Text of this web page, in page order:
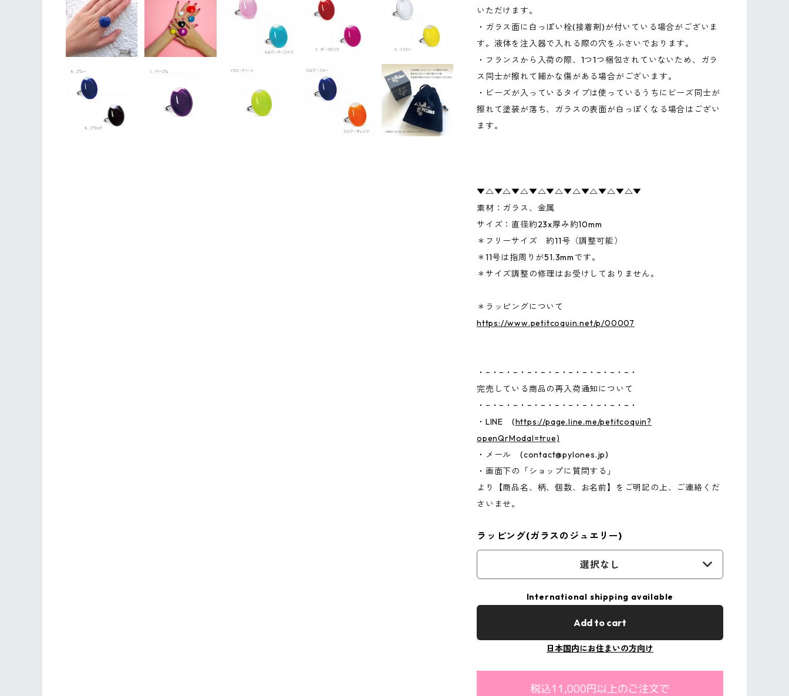
いただけます。
・ガラス面に白っぽい栓(接着剤)が付いている場合がございま
す。液体を注入器で入れる際の穴をふさいでおります。
・フランスから入荷の際、1つ1つ梱包されていないため、ガラ
ス同士が擦れて細かな傷がある場合がございます。
・ビーズが入っているタイプは使っているうちにビーズ同士が
擦れて塗装が落ち、ガラスの表面が白っぽくなる場合はござい
ます。
▼△▼△▼△▼△▼△▼△▼△▼△▼△▼
素材：ガラス、金属
サイズ：直径約23x厚み約10mm
＊フリーサイズ 約11号（調整可能）
＊11号は指周りが51.3mmです。
＊サイズ調整の修理はお受けしておりません。
＊ラッピングについて
https://www.petitcoquin.net/p/00007
・−・−・−・−・−・−・−・−・−・−・−・
完売している商品の再入荷通知について
・−・−・−・−・−・−・−・−・−・−・−・
・LINE (https://page.line.me/petitcoquin?
openQrModal=true)
・メール (contact@pylones.jp)
・画面下の「ショップに質問する」
より【商品名、柄、個数、お名前】をご明記の上、ご連絡くだ
さいませ。
ラッピング(ガラスのジュエリー)
選択なし
International shipping available
Add to cart
日本国内にお住まいの方向け